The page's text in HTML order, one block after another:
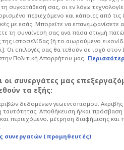
Ποδόσφαιρο Premier League
Φόρεστ, καθώς ο
την πρόσληψη του
συγκατάθεσή σας, οι εν λόγω
περιεχόμενο και κάποιες από
με εσάς. Μπορείτε να επανεμφανίσετε
τη συναίνεσή σας ανά πάσα στιγμή
ιστοσελίδας [ή το αιωρούμενο
Οι επιλογές σας θα τεθούν σε ισχύ
Πολιτική Απορρήτου μας.
οι συνεργάτες μας
τα εξής:
δεδομένων γεωεντοπισμού.
ταυτότητας. Αποθήκευση ή/και
περιεχόμενο, μέτρηση διαφήμισης και
συνεργατών (προμηθευτές)